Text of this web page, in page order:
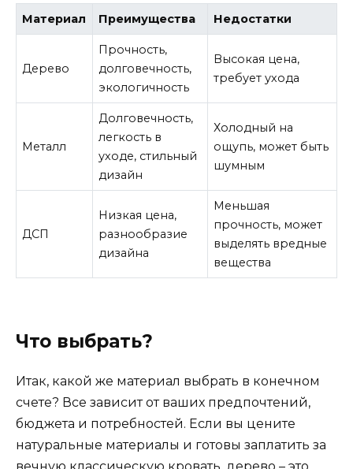
Материал Преимущества Недостатки
Дерево
Прочность,
долговечность,
экологичность
Высокая цена,
требует ухода
Металл
Долговечность,
легкость в
уходе, стильный
дизайн
Холодный на
ощупь, может быть
шумным
ДСП
Низкая цена,
разнообразие
дизайна
Меньшая
прочность, может
выделять вредные
вещества
Что выбрать?
Итак, какой же материал выбрать в конечном
счете? Все зависит от ваших предпочтений,
бюджета и потребностей. Если вы цените
натуральные материалы и готовы заплатить за